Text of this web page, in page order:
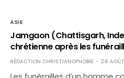
ASIE
Jamgaon (Chattisgarh,
chrétienne après les
RÉDACTION CHRISTIANOPHOBIE 24